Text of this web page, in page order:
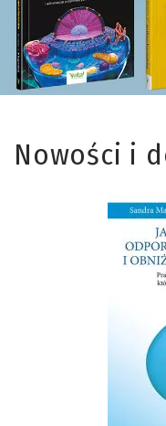
Nowości i